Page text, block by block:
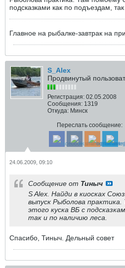
подсказками как по подъездам,
Главное на рыбалке-завтрак на
S_Alex
Продвинутый
Регистрация: 02.05.2008
Сообщения: 1319
Откуда: Минск
Переслать сообщение:
24.06.2009, 09:10
Сообщение от Тиныч
S Alex. Найди в киосках
выпуск Рыболова
этого куска ВБ с
так и по наличию леса.
Спасибо, Тиныч. Дельный совет